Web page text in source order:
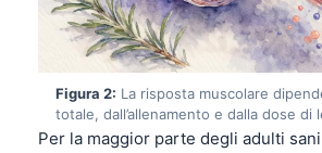
Figura 2: La risposta muscolare
totale, dall’allenamento e dalla dose di
Per la maggior parte degli adulti